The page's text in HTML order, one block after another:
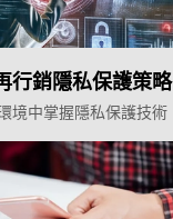
行銷隱私保護策略
境中掌握隱私保護技術